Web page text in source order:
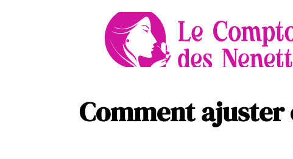
Comment